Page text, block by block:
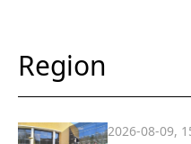
Region
2026-08-09,